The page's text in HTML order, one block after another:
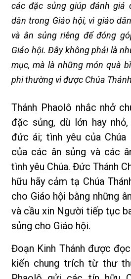
các đặc sủng giúp đánh giá
dân trong Giáo hội, vì giáo
và ân sủng riêng để đóng
Giáo hội. Đây không phải là
mục, mà là những món quà
phi thường vì được Chúa
Thánh Phaolô nhắc nhở
đặc sủng, dù lớn hay
đức ái; tình yêu của
của các ân sủng và các
tình yêu Chúa. Đức Thánh
hữu hãy cảm tạ Chúa
cho Giáo hội bằng những
và cầu xin Người tiếp tục
sủng cho Giáo hội.
Đoạn Kinh Thánh được
kiến chung trích từ thư